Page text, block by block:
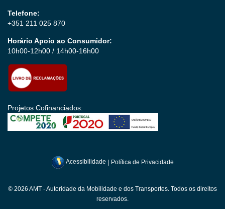
Telefone:
+351 211 025 870
Horário Apoio ao Consumidor:
10h00-12h00 / 14h00-16h00
Projetos Cofinanciados:
Acessibilidade | Política de Privacidade
© 2026 AMT - Autoridade da Mobilidade e dos Transportes. Todos os direitos
reservados.